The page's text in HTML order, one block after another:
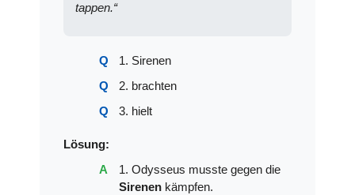
tappen.“
1. Sirenen
2. brachten
3. hielt
Lösung:
1. Odysseus musste gegen die
Sirenen kämpfen.